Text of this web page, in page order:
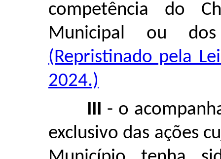
competência do
Municipal ou dos
(Repristinado pela
2024.)
III - o
exclusivo das ações